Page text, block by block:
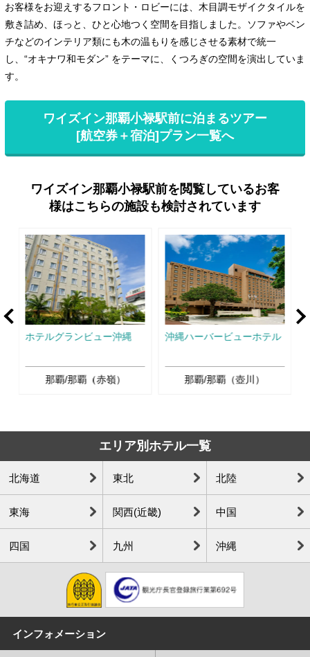
お客様をお迎えするフロント・ロビーには、木目調モザイクタイルを
敷き詰め、ほっと、ひと心地つく空間を目指しました。ソファやベン
チなどのインテリア類にも木の温もりを感じさせる素材で統一
し、“オキナワ和モダン” をテーマに、くつろぎの空間を演出していま
す。
ワイズイン那覇小禄駅前に泊まるツアー
[航空券＋宿泊]プラン一覧へ
ワイズイン那覇小禄駅前を閲覧しているお客
様はこちらの施設も検討されています
ホテルグランビュー沖縄
那覇/那覇（赤嶺）
沖縄ハーバービューホテル
那覇/那覇（壺川）
エリア別ホテル一覧
北海道 東北 北陸
東海 関西(近畿) 中国
四国 九州 沖縄
インフォメーション